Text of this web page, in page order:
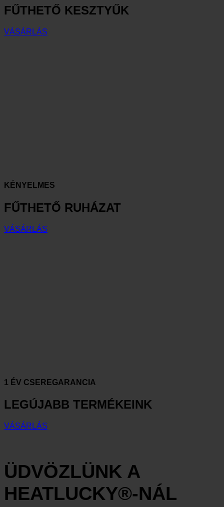
FŰTHETŐ KESZTYŰK
VÁSÁRLÁS
KÉNYELMES
FŰTHETŐ RUHÁZAT
VÁSÁRLÁS
1 ÉV CSEREGARANCIA
LEGÚJABB TERMÉKEINK
VÁSÁRLÁS
ÜDVÖZLÜNK A
HEATLUCKY®-NÁL